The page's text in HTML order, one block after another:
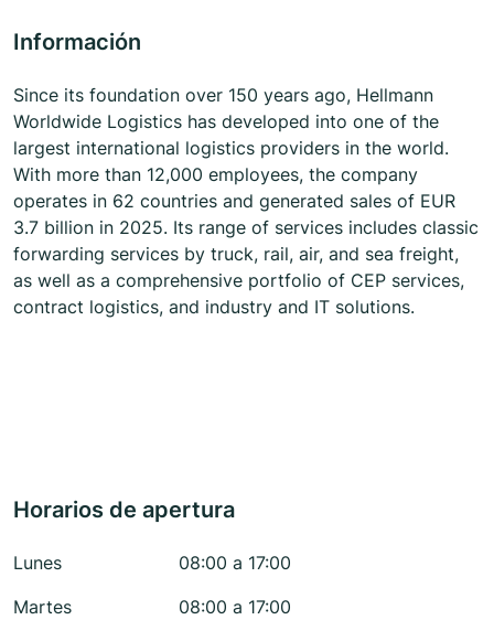
Información
Since its foundation over 150 years ago, Hellmann
Worldwide Logistics has developed into one of the
largest international logistics providers in the world.
With more than 12,000 employees, the company
operates in 62 countries and generated sales of EUR
3.7 billion in 2025. Its range of services includes classic
forwarding services by truck, rail, air, and sea freight,
as well as a comprehensive portfolio of CEP services,
contract logistics, and industry and IT solutions.
Horarios de apertura
Lunes
08:00 a 17:00
Martes
08:00 a 17:00